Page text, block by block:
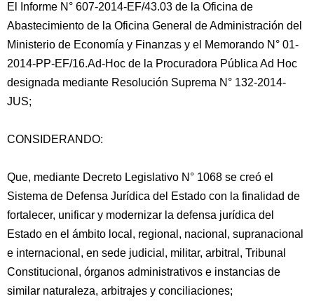
El Informe N° 607-2014-EF/43.03 de la Oficina de
Abastecimiento de la Oficina General de Administración del
Ministerio de Economía y Finanzas y el Memorando N° 01-
2014-PP-EF/16.Ad-Hoc de la Procuradora Pública Ad Hoc
designada mediante Resolución Suprema N° 132-2014-
JUS;
CONSIDERANDO:
Que, mediante Decreto Legislativo N° 1068 se creó el
Sistema de Defensa Jurídica del Estado con la finalidad de
fortalecer, unificar y modernizar la defensa jurídica del
Estado en el ámbito local, regional, nacional, supranacional
e internacional, en sede judicial, militar, arbitral, Tribunal
Constitucional, órganos administrativos e instancias de
similar naturaleza, arbitrajes y conciliaciones;